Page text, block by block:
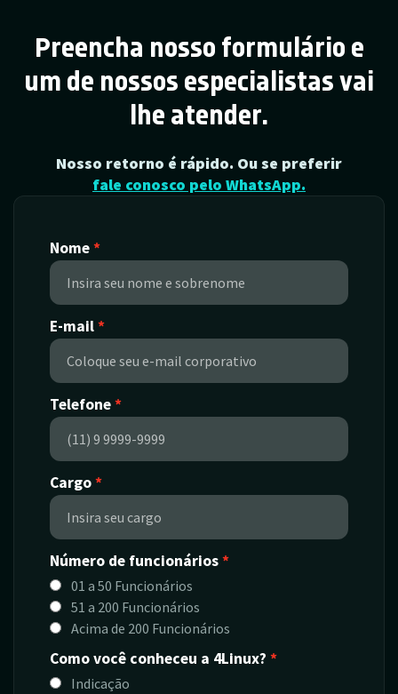
Preencha nosso formulário e
um de nossos especialistas vai
lhe atender.
Nosso retorno é rápido. Ou se preferir
fale conosco pelo WhatsApp.
Nome
E-mail
Telefone
Cargo
Número de funcionários
01 a 50 Funcionários
51 a 200 Funcionários
Acima de 200 Funcionários
Como você conheceu a 4Linux?
Indicação